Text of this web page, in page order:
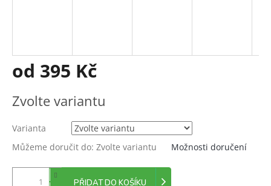
od 395 Kč
cena:
Zvolte variantu
Varianta
Můžeme doručit do: Zvolte variantu Možnosti doručení
PŘIDAT DO KOŠÍKU